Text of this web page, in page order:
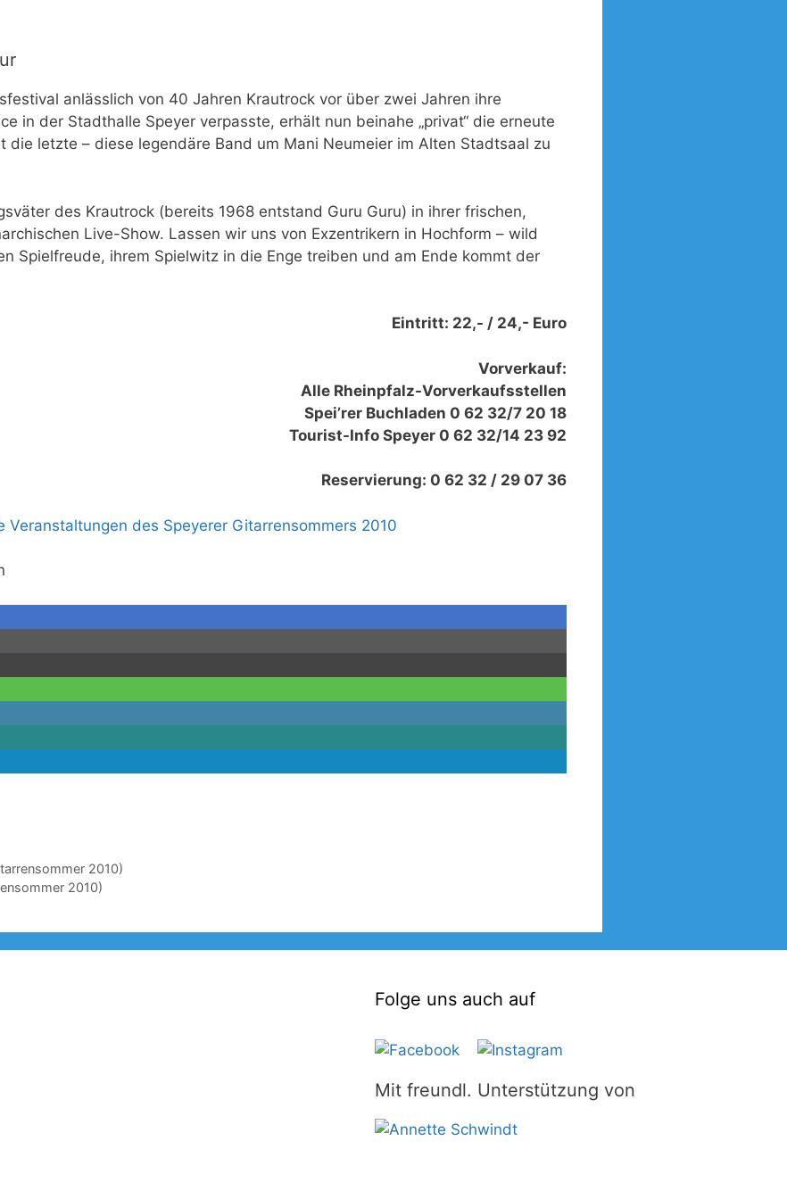
anlässlich von 40 Jahren Krautrock vor über zwei Jahren ihre
in der Stadthalle Speyer verpasste, erhält nun beinahe „privat“ die erneute
die letzte – diese legendäre Band um Mani Neumeier im Alten Stadtsaal zu
des Krautrock (bereits 1968 entstand Guru Guru) in ihrer frischen,
Live-Show. Lassen wir uns von Exzentrikern in Hochform – wild
Spielfreude, ihrem Spielwitz in die Enge treiben und am Ende kommt der
Eintritt: 22,- / 24,- Euro
Vorverkauf:
Alle Rheinpfalz-Vorverkaufsstellen
Spei’rer Buchladen 0 62 32/7 20 18
Tourist-Info Speyer 0 62 32/14 23 92
Reservierung: 0 62 32 / 29 07 36
Veranstaltungen des Speyerer Gitarrensommers 2010
2010)
2010)
Folge uns auch auf
Mit freundl. Unterstützung von